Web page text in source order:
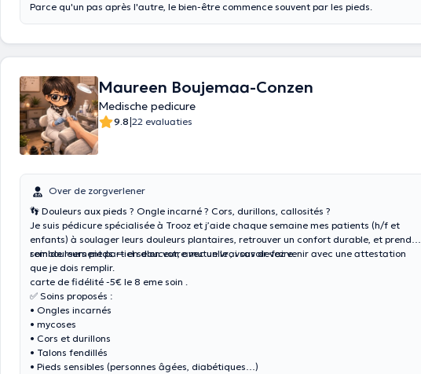
Parce qu'un pas après l'autre, le bien-être commence souvent par les pieds.
Maureen Boujemaa-Conzen
Medische pedicure
9.8|22 evaluaties
Over de zorgverlener
👣 Douleurs aux pieds ? Ongle incarné ? Cors, durillons, callosités ?
Je suis pédicure spécialisée à Trooz et j’aide chaque semaine mes patients (h/f et
enfants) à soulager leurs douleurs plantaires, retrouver un confort durable, et prendre
soin de leurs pieds — en douceur, avec un vrai savoir-faire.
remboursement partiel selon votre mutuelle , vous devez venir avec une attestation
que je dois remplir.
carte de fidélité -5€ le 8 eme soin .
✅ Soins proposés :
• Ongles incarnés
• mycoses
• Cors et durillons
• Talons fendillés
• Pieds sensibles (personnes âgées, diabétiques…)